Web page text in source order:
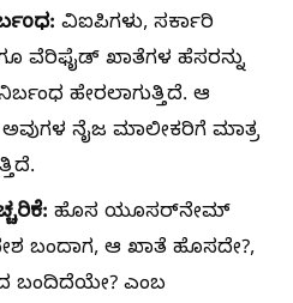
ವಿಐಪಿಗಳು, ಸರ್ಕಾರಿ
ವೆರಿಫೈಡ್ ಖಾತೆಗಳ ಹೆಸರನ್ನು
ಹೇರಲಾಗುತ್ತಿದೆ. ಆ
ನೈಜ ಮಾಲೀಕರಿಗೆ ಮಾತ್ರ
ಹೊಸ ಯೂಸರ್‌ನೇಮ್
ಬಂದಾಗ, ಆ ಖಾತೆ ಹೊಸದೇ?,
ಬಂದಿದೆಯೇ? ಎಂಬ